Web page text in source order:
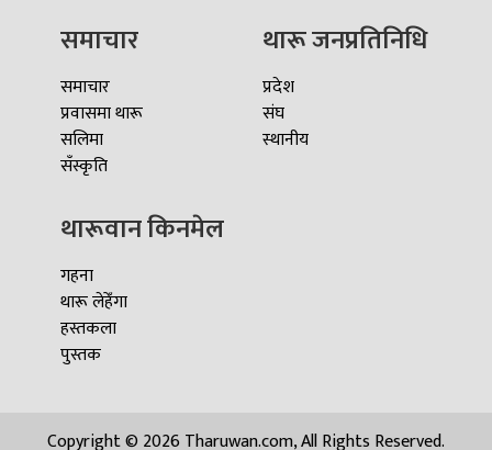
समाचार
समाचार
प्रवासमा थारू
सलिमा
सँस्कृति
थारू जनप्रतिनिधि
प्रदेश
संघ
स्थानीय
थारूवान किनमेल
गहना
थारू लेहेँगा
हस्तकला
पुस्तक
Copyright © 2026 Tharuwan.com, All Rights Reserved.